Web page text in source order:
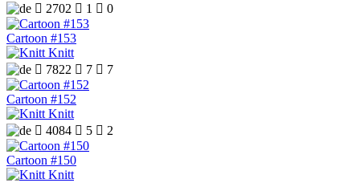
 2702  1  0
Cartoon #153
Knitt
 7822  7  7
Cartoon #152
Knitt
 4084  5  2
Cartoon #150
Knitt